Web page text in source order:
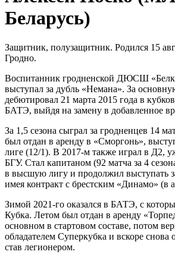
Беларусь)
Защитник, полузащитник. Родился 15
Гродно.
Воспитанник гродненской ДЮСШ
выступал за дубль «Немана». За
дебютировал 21 марта 2015 года в
БАТЭ, выйдя на замену в добавленное
За 1,5 сезона сыграл за гродненцев 14
был отдан в аренду в «Сморгонь»,
лиге (12/1). В 2017-м также играл в Д2,
БГУ. Стал капитаном (92 матча за 4
в высшую лигу и продолжил выступать
имея контракт с брестским «Динамо» (в
Зимой 2021-го оказался в БАТЭ, с
Кубка. Летом был отдан в аренду
основном в стартовом составе, потом
обладателем Суперкубка и вскоре снова
став легионером.